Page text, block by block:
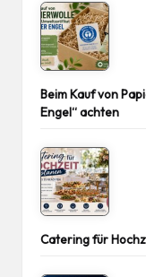
Beim Kauf von
Engel“ achten
Catering für